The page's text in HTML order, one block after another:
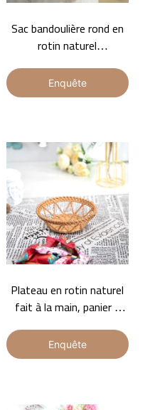
Sac bandoulière rond en
rotin naturel
voyage tendance, sac à
bandoulière tissé naturel
Enquête
Plateau en rotin naturel
fait à la main, panier à
fruits respirant, plateau
tissé personnalisable
Enquête